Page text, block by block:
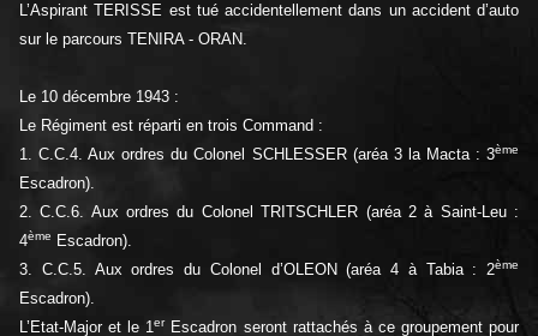
L’Aspirant TERISSE est tué accidentellement dans un accident d’auto
sur le parcours TENIRA - ORAN.
Le 10 décembre 1943 :
Le Régiment est réparti en trois Command :
1. C.C.4. Aux ordres du Colonel SCHLESSER (aréa 3 la Macta : 3ème
Escadron).
2. C.C.6. Aux ordres du Colonel TRITSCHLER (aréa 2 à Saint-Leu :
4ème
Escadron).
3. C.C.5. Aux ordres du Colonel d’OLEON (aréa 4 à Tabia : 2ème
Escadron).
L’Etat-Major et le 1erEscadron seront rattachés à ce groupement pour